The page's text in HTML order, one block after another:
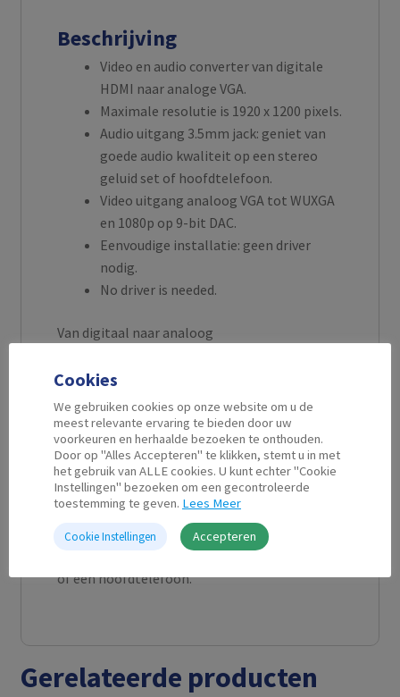
Beschrijving
Video en audio converter van digitale
HDMI naar analoge VGA.
Maximale resolutie is 1920 x 1200 pixels.
Audio uitgang 3.5mm jack: geniet van
goede audio kwaliteit op een stereo
geluid set of hoofdtelefoon.
Video uitgang analoog VGA tot WUXGA
en 1080p op 9-bit DAC.
Eenvoudige installatie: geen driver
nodig.
No driver is needed.
Van digitaal naar analoog
Converter sluit je jouw PC of notebook met
HDMI output aan op een beeldscherm of
beamer met VGA input. De maximale
ondersteunde resolutie is 1920×1200 pixels.
Deze resolutie is perfect voor het tonen van
video, afbeeldingen, presentaties etc.Extra
audio output
De EW9864 heeft een 3.5mm jack audio uitgang
voor het aansluiten van een stereo geluid set
of een hoofdtelefoon.
Gerelateerde producten
Cookies
We gebruiken cookies op onze website om u de
meest relevante ervaring te bieden door uw
voorkeuren en herhaalde bezoeken te onthouden.
Door op "Alles Accepteren" te klikken, stemt u in met
het gebruik van ALLE cookies. U kunt echter "Cookie
Instellingen" bezoeken om een gecontroleerde
toestemming te geven. Lees Meer
Cookie Instellingen Accepteren